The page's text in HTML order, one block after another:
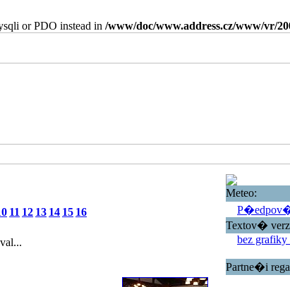
or PDO instead in /www/doc/www.address.cz/www/vr/
11 12 13 14 15 16
Meteo:
Textov�
bez grafiky
Partne�i